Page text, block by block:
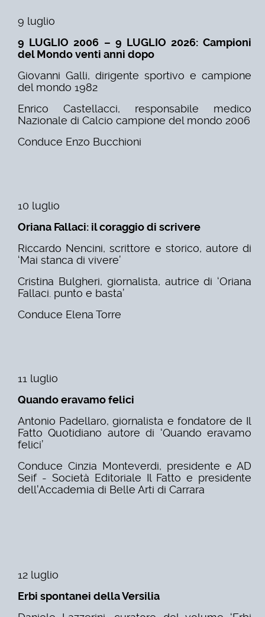
9 luglio
9 LUGLIO 2006 – 9 LUGLIO 2026: Campioni
del Mondo venti anni dopo
Giovanni Galli, dirigente sportivo e campione
del mondo 1982
Enrico Castellacci, responsabile medico
Nazionale di Calcio campione del mondo 2006
Conduce Enzo Bucchioni
10 luglio
Oriana Fallaci: il coraggio di scrivere
Riccardo Nencini, scrittore e storico, autore di
‘Mai stanca di vivere’
Cristina Bulgheri, giornalista, autrice di ‘Oriana
Fallaci. punto e basta’
Conduce Elena Torre
11 luglio
Quando eravamo felici
Antonio Padellaro, giornalista e fondatore de Il
Fatto Quotidiano autore di ‘Quando eravamo
felici’
Conduce Cinzia Monteverdi, presidente e AD
Seif - Società Editoriale Il Fatto e presidente
dell'Accademia di Belle Arti di Carrara
12 luglio
Erbi spontanei della Versilia